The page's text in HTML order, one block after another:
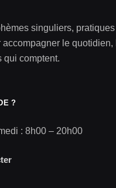
singuliers,
accompagner le quotidien,
qui comptent.
?
: 8h00 – 20h00